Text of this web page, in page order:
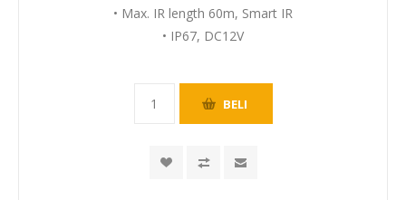
• Max. IR length 60m, Smart IR
• IP67, DC12V